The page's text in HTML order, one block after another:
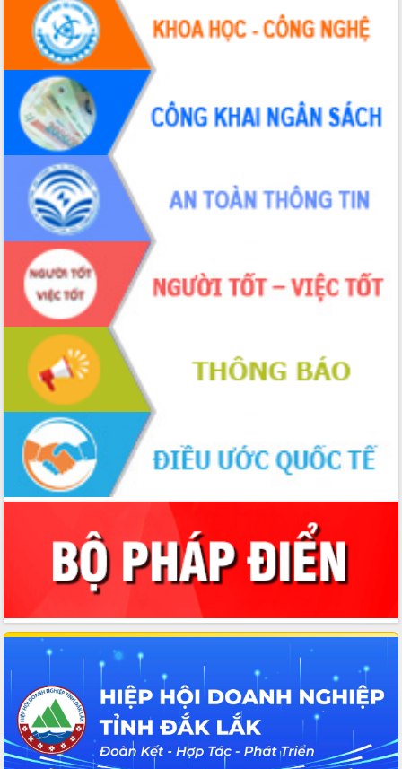
UBND tỉnh họp báo định kỳ tháng 4
năm 2026
Hội thảo khoa học “Giải pháp thúc đẩy
phát triển nền kinh tế xanh tại tỉnh
Đắk Lắk”
Tăng cường giám sát, đôn đốc thực
hiện nhiệm vụ quản lý tài sản công
hàng tuần
Tháo gỡ những vướng mắc, đẩy mạnh
công tác cải cách thủ tục hành chính
tại Trung tâm Phục vụ hành chính
công tỉnh
Đắk Lắk: Tôn vinh 46 giải pháp tại Hội
thi Sáng tạo Kỹ thuật 2024 - 2025
Đắk Lắk rà soát, điều chỉnh Đề án 190
về phát triển nuôi trồng thủy sản
Phó Chủ tịch UBND tỉnh Đắk Lắk
Trương Công Thái kiểm tra thực địa
Dự án cao tốc Khánh Hòa - Buôn Ma
Thuột
Định vị cà phê Việt Nam như một “di
sản sống” trong dòng chảy toàn cầu
Xây dựng nông thôn mới: Nâng cao đời
sống người dân từ những mô hình thiết
thực
Quyết liệt tháo gỡ vướng mắc, đẩy
nhanh tiến độ các dự án trọng điểm
trong Khu kinh tế Nam Phú Yên
Hòn Yến phát triển du lịch gắn với bảo
Đắk Lắk thời kỳ 2021-2030, tầm nhìn
đến năm 2050
Phát động chiến dịch 30 ngày đêm
giải phóng mặt bằng Tuyến đường bộ
ven biển
Đắk Lắk nỗ lực thúc đẩy tăng trưởng
kinh tế từ 10% trở lên trong Quý
II/2026